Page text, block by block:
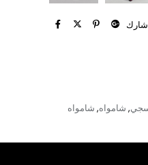
شارك
, شامواه, شامواه